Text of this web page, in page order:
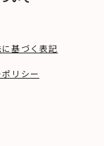
基づく表記
リシー